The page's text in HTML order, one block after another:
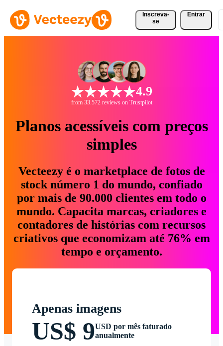
Inscreva-
se
Entrar
4.9
from 33.572 reviews on Trustpilot
Planos acessíveis com preços
simples
Vecteezy é o marketplace de fotos de
stock número 1 do mundo, confiado
por mais de 90.000 clientes em todo o
mundo. Capacita marcas, criadores e
contadores de histórias com recursos
criativos que economizam até 76% em
tempo e orçamento.
Apenas imagens
US$ 9USD por mês faturado
anualmente